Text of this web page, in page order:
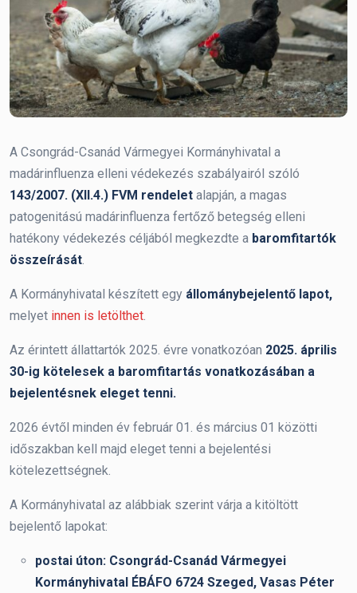
A Csongrád-Csanád Vármegyei Kormányhivatal a
madárinfluenza elleni védekezés szabályairól szóló
143/2007. (XII.4.) FVM rendelet alapján, a magas
patogenitású madárinfluenza fertőző betegség elleni
hatékony védekezés céljából megkezdte a baromfitartók
összeírását.
A Kormányhivatal készített egy állománybejelentő lapot,
melyet innen is letölthet.
Az érintett állattartók 2025. évre vonatkozóan 2025. április
30-ig kötelesek a baromfitartás vonatkozásában a
bejelentésnek eleget tenni.
2026 évtől minden év február 01. és március 01 közötti
időszakban kell majd eleget tenni a bejelentési
kötelezettségnek.
A Kormányhivatal az alábbiak szerint várja a kitöltött
bejelentő lapokat:
postai úton: Csongrád-Csanád Vármegyei
Kormányhivatal ÉBÁFO 6724 Szeged, Vasas Péter